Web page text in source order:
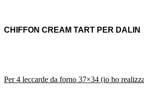
CHIFFON CREAM TART PER DALIN
Per 4 leccarde da forno 37×34 (io ho